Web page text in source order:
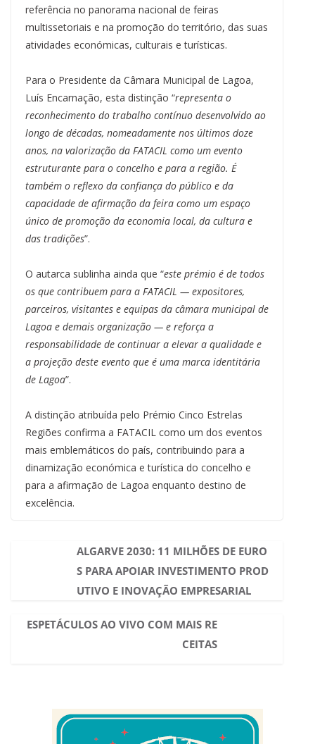
referência no panorama nacional de feiras
multissetoriais e na promoção do território, das suas
atividades económicas, culturais e turísticas.
Para o Presidente da Câmara Municipal de Lagoa,
Luís Encarnação, esta distinção “representa o
reconhecimento do trabalho contínuo desenvolvido ao
longo de décadas, nomeadamente nos últimos doze
anos, na valorização da FATACIL como um evento
estruturante para o concelho e para a região. É
também o reflexo da confiança do público e da
capacidade de afirmação da feira como um espaço
único de promoção da economia local, da cultura e
das tradições”.
O autarca sublinha ainda que “este prémio é de todos
os que contribuem para a FATACIL — expositores,
parceiros, visitantes e equipas da câmara municipal de
Lagoa e demais organização — e reforça a
responsabilidade de continuar a elevar a qualidade e
a projeção deste evento que é uma marca identitária
de Lagoa”.
A distinção atribuída pelo Prémio Cinco Estrelas
Regiões confirma a FATACIL como um dos eventos
mais emblemáticos do país, contribuindo para a
dinamização económica e turística do concelho e
para a afirmação de Lagoa enquanto destino de
excelência.
ALGARVE 2030: 11 MILHÕES DE EURO
S PARA APOIAR INVESTIMENTO PROD
UTIVO E INOVAÇÃO EMPRESARIAL
ESPETÁCULOS AO VIVO COM MAIS RE
CEITAS